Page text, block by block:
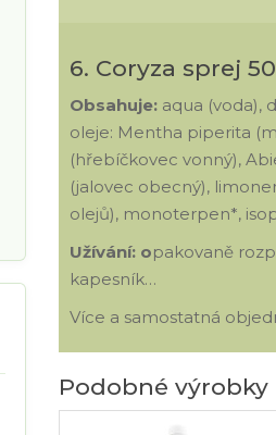
6. Coryza sprej
Obsahuje: aqua (voda),
oleje: Mentha piperita
(hřebíčkovec vonný),
(jalovec obecný),
olejů), monoterpen*,
Užívání: opakovaně
kapesník…
Více a samostatná
Podobné výrobky